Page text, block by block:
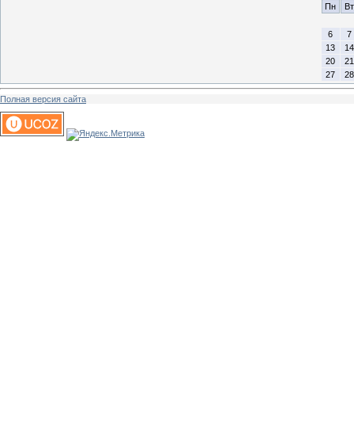
Пн Вт
6
7
13
14
20
21
27
28
Полная версия сайта